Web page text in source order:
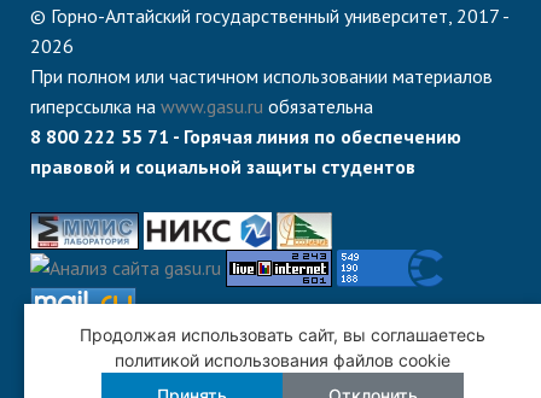
© Горно-Алтайский государственный университет, 2017 -
2026
При полном или частичном использовании материалов
гиперссылка на www.gasu.ru обязательна
8 800 222 55 71 - Горячая линия по обеспечению
правовой и социальной защиты студентов
Продолжая использовать сайт, вы соглашаетесь
политикой использования файлов cookie